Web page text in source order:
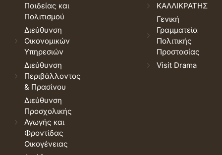
Παιδείας και
Πολιτισμού
Διεύθυνση
Οικονομικών
Υπηρεσιών
Διεύθυνση
Περιβάλλοντος
& Πρασίνου
Διεύθυνση
Προσχολικής
Αγωγής και
Φροντίδας
Οικογένειας
ΚΑΛΛΙΚΡΑΤΗΣ
Γενική
Γραμματεία
Πολιτικής
Προστασίας
Visit Drama